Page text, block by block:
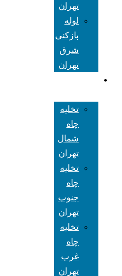
تهران
لوله
بازکنی
شرق
تهران
تخلیه
چاه
شمال
تهران
تخلیه
چاه
جنوب
تهران
تخلیه
چاه
غرب
تهران